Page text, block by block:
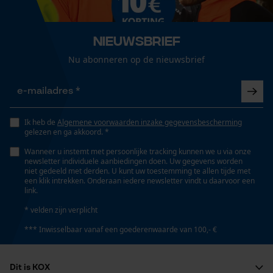
Nieuwsbrief
Nu abonneren op de nieuwsbrief
Ik heb de Algemene voorwaarden inzake gegevensbescherming
gelezen en ga akkoord. *
Wanneer u instemt met persoonlijke tracking kunnen we u via onze
newsletter individuele aanbiedingen doen. Uw gegevens worden
niet gedeeld met derden. U kunt uw toestemming te allen tijde met
een klik intrekken. Onderaan iedere newsletter vindt u daarvoor een
link.
* velden zijn verplicht
*** Inwisselbaar vanaf een goederenwaarde van 100,- €
Dit is KOX
De keuze voor
gegevensverwerking opslaan
Econda Tag Manager
Statistische Cookies
Econda Analytics
Mouseflow Web Analytics Tool
Prestatie en functionele